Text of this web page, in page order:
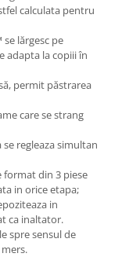
calculata pentru
lărgesc pe
adapta la copiii în
permit păstrarea
care se strang
regleaza simultan
din 3 piese
in orice etapa;
in
ca inaltator.
spre sensul de